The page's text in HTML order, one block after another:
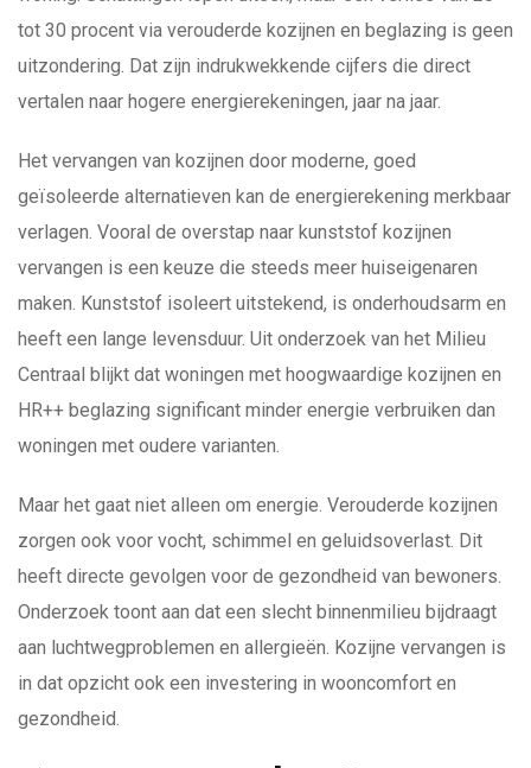
tot 30 procent via verouderde kozijnen en beglazing is geen
uitzondering. Dat zijn indrukwekkende cijfers die direct
vertalen naar hogere energierekeningen, jaar na jaar.
Het vervangen van kozijnen door moderne, goed
geïsoleerde alternatieven kan de energierekening merkbaar
verlagen. Vooral de overstap naar kunststof kozijnen
vervangen is een keuze die steeds meer huiseigenaren
maken. Kunststof isoleert uitstekend, is onderhoudsarm en
heeft een lange levensduur. Uit onderzoek van het Milieu
Centraal blijkt dat woningen met hoogwaardige kozijnen en
HR++ beglazing significant minder energie verbruiken dan
woningen met oudere varianten.
Maar het gaat niet alleen om energie. Verouderde kozijnen
zorgen ook voor vocht, schimmel en geluidsoverlast. Dit
heeft directe gevolgen voor de gezondheid van bewoners.
Onderzoek toont aan dat een slecht binnenmilieu bijdraagt
aan luchtwegproblemen en allergieën. Kozijne vervangen is
in dat opzicht ook een investering in wooncomfort en
gezondheid.